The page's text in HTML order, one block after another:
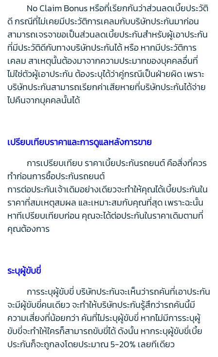
No Claim Bonus หรือที่เรียกกันว่าส่วนลดเบี้ยประวัติ
ดี กรณีที่ไม่เคยมีประวัติการเคลมกับบริษัทประกันมาก่อน
สามารถเจรจาขอเป็นส่วนลดเบี้ยประกันสำหรับผู้เอาประกัน
ที่มีประวัติดีกับทางบริษัทประกันได้ หรือ หากมีประวัติการ
เคลม สาเหตุนั้นต้องมาจากความประมาทของบุคคลอื่นที่
ไม่ใช่ตัวผู้เอาประกัน ต้องระบุได้ว่าคู่กรณีเป็นฝ่ายผิด เพราะ
บริษัทประกันสามารถเรียกค่าเสียหายที่บริษัทประกันได้จ่าย
ไปคืนจากบุคคลนั้นได้
เปรียบเทียบราคาและการดูแลหลังการขาย
การเปรียบเทียบ ราคาเบี้ยประกันรถยนต์ คือสิ่งที่ควร
ทำก่อนการซื้อประกันรถยนต์
การต่อประกันเจ้าเดิมอย่างเดียวจะทำให้คุณได้เบี้ยประกันใน
ราคาที่สมเหตุสมผล และเหมาะสมกับคุณที่สุด เพราะฉะนั้น
หาทีเปรียบเทียบก่อน คุณจะได้ต่อประกันในราคาเดิมตามที่
คุณต้องการ
ระบุผู้ขับขี่
การระบุผู้ขับขี่ บริษัทประกันจะเห็นว่ารถคันที่เอาประกัน
จะมีผู้ขับขี่คนเดียว จะทำให้บริษัทประกันรู้สึกว่ารถคันนี้มี
ความเสี่ยงที่น้อยกว่า คันที่ไม่ระบุผู้ขับขี่ หากไม่มีการระบุผู้
ขับขี่จะทำให้ใครก็สามารถขับขี่ได้ ดังนั้น หากระบุผู้ขับขี่เบี้ย
ประกันก็จะถูกลงโดยประมาณ 5-20% เลยทีเดียว